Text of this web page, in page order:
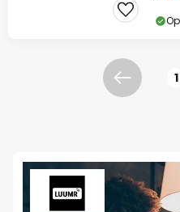
Vorige 1